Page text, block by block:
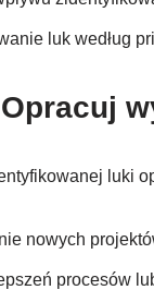
luk według
luki
nowych
procesów